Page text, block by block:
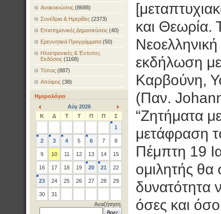
Ανακοινώσεις (8688)
Συνέδρια & Ημερίδες (2373)
Επιστημονικές Δημοσιεύσεις (40)
Ερευνητικά Προγράμματα (50)
Ηλεκτρονικές & Έντυπες
Εκδόσεις (1168)
Τύπος (887)
Απόψεις (38)
Ημερολόγιο
<
Αύγ 2026
>
Κ Δ Τ Τ Π Π
Σ
1
2 3 4 5 6 7 8
9 10 11 12 13 14 15
16 17 18 19 20 21 22
23 24 25 26 27 28 29
30
31
Αναζήτηση:
και Θεωρία.
εκδήλωση
Καρβούνη,
(Παν.
“Ζητήματα
μετάφραση
Πέμπτη 19
ομιλητής θα
δυνατότητα
όσες και